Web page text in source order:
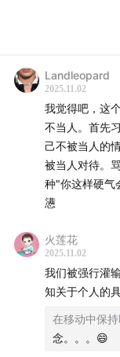
轮椅使用者大程
现实张力的议题
示制度背后的冷
体面、更普惠的
为什么国内机场
残障服务变成“形
为什么一个坡道
A few days ago,
posted on
disabled
and roll” onto
Landleopard
2025.11.02
我觉得吧，这
不当人。首先
己不被当人的
被当人对待。
种"你这样硬气
懑
火莲花
2025.11.02
我们被强行灌
知关于个人的
在移动中保持
念。。。😄